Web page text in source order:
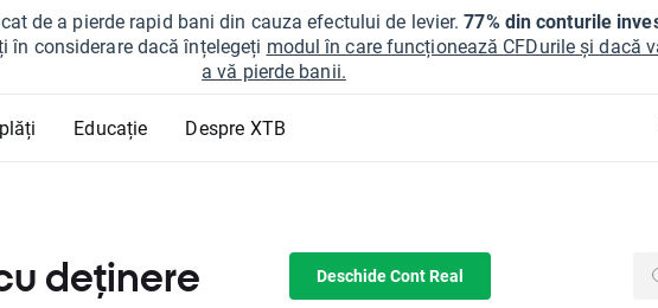
de a pierde rapid bani din cauza efectului de levier.77% din conturile
în considerare dacă înțelegeți modul în care funcționează CFDurile și dacă
a vă pierde banii.
Educație Despre XTB
deținere Deschide Cont Real